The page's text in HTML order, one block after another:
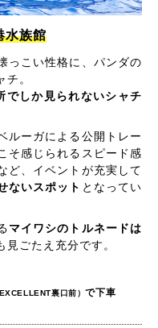
水族館
っこい性格に、パンダの
。
でしか見られないシャチ
ルーガによる公開トレー
そ感じられるスピード感
ど、イベントが充実して
ないスポット となってい
マイワシのトルネードは
見ごたえ充分です。
裏口前）で下車